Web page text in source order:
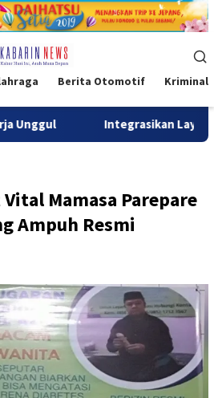
Berita Otomotif Kriminal
Layanan Digital dan Tatap
Mamasa Parepare
Ampuh Resmi